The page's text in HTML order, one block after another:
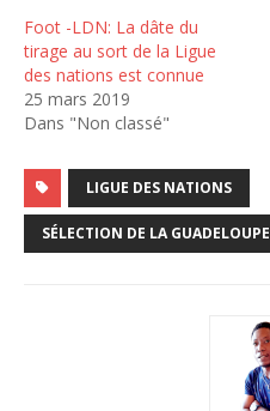
Foot -LDN: La dâte du
tirage au sort de la Ligue
des nations est connue
25 mars 2019
Dans "Non classé"
LIGUE DES NATIONS
SÉLECTION DE LA GUADELOUPE